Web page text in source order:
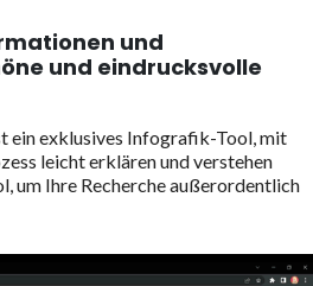
und
und eindrucksvolle
ein exklusives Infografik-Tool, mit
leicht erklären und verstehen
um Ihre Recherche außerordentlich